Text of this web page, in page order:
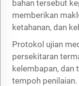
bahan tersebut
memberikan
ketahanan, dan
Protokol ujian
persekitaran
kelembapan, dan
tempoh